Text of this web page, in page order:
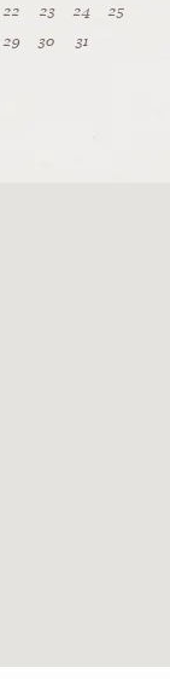
22 23 24 25
29 30 31